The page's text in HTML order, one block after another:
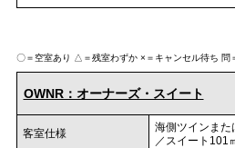
〇＝空室あり △＝残室わずか ×＝キャンセル待ち 問
OWNR：オーナーズ・スイート
客室仕様
海側ツインまた
／スイート101